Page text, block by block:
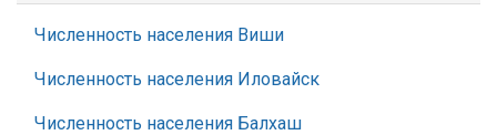
Численность населения Виши
Численность населения Иловайск
Численность населения Балхаш